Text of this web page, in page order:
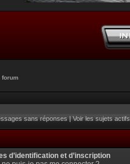
forum
sans réponses|Voir les sujets actifs
d’identification et d’inscription